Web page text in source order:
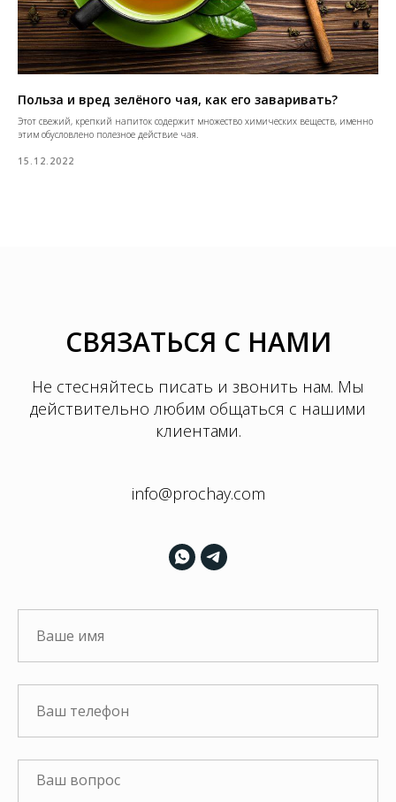
Польза и вред зелёного чая, как его заваривать?
Этот свежий, крепкий напиток содержит множество химических веществ, именно
этим обусловлено полезное действие чая.
15.12.2022
СВЯЗАТЬСЯ С НАМИ
Не стесняйтесь писать и звонить нам. Мы
действительно любим общаться с нашими
клиентами.
info@prochay.com